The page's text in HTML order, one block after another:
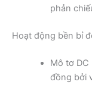
phản
Hoạt động bền bỉ
Mô tơ DC
đồng bởi